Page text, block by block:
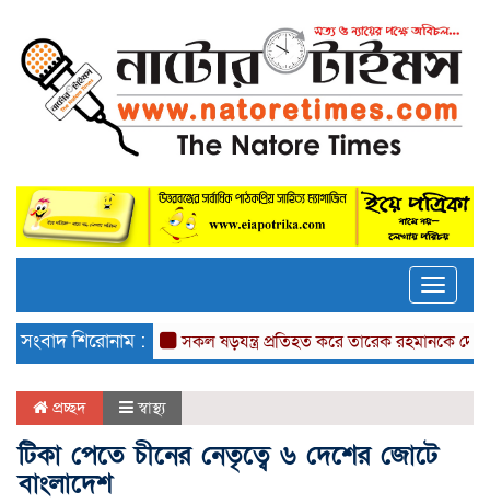
Toggle
সংবাদ শিরোনাম :সকল ষড়যন্ত্র প্রতিহত করে তারেক রহমানকে দেশে আনতে
প্রচ্ছদ স্বাস্থ্য
টিকা পেতে চীনের নেতৃত্বে ৬ দেশের জোটে
বাংলাদেশ